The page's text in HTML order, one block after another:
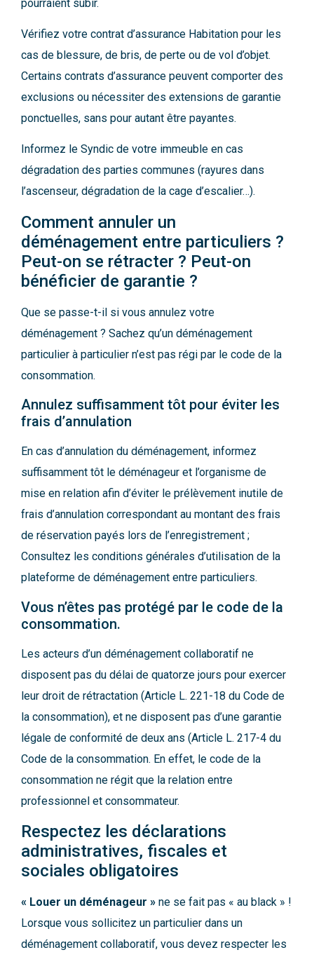
pourraient subir.
Vérifiez votre contrat d’assurance Habitation pour les
cas de blessure, de bris, de perte ou de vol d’objet.
Certains contrats d’assurance peuvent comporter des
exclusions ou nécessiter des extensions de garantie
ponctuelles, sans pour autant être payantes.
Informez le Syndic de votre immeuble en cas
dégradation des parties communes (rayures dans
l’ascenseur, dégradation de la cage d’escalier…).
Comment annuler un
déménagement entre particuliers ?
Peut-on se rétracter ? Peut-on
bénéficier de garantie ?
Que se passe-t-il si vous annulez votre
déménagement ? Sachez qu’un déménagement
particulier à particulier n’est pas régi par le code de la
consommation.
Annulez suffisamment tôt pour éviter les
frais d’annulation
En cas d’annulation du déménagement, informez
suffisamment tôt le déménageur et l’organisme de
mise en relation afin d’éviter le prélèvement inutile de
frais d’annulation correspondant au montant des frais
de réservation payés lors de l’enregistrement ;
Consultez les conditions générales d’utilisation de la
plateforme de déménagement entre particuliers.
Vous n’êtes pas protégé par le code de la
consommation.
Les acteurs d’un déménagement collaboratif ne
disposent pas du délai de quatorze jours pour exercer
leur droit de rétractation (Article L. 221-18 du Code de
la consommation), et ne disposent pas d’une garantie
légale de conformité de deux ans (Article L. 217-4 du
Code de la consommation. En effet, le code de la
consommation ne régit que la relation entre
professionnel et consommateur.
Respectez les déclarations
administratives, fiscales et
sociales obligatoires
« Louer un déménageur » ne se fait pas « au black » !
Lorsque vous sollicitez un particulier dans un
déménagement collaboratif, vous devez respecter les